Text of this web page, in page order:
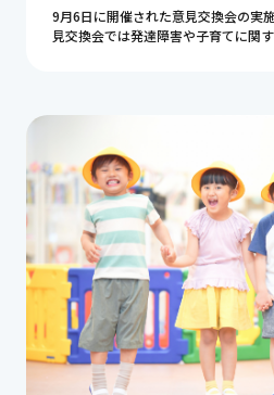
9月6日に開催された意見交換会の実
見交換会では発達障害や子育てに関